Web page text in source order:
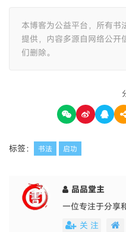
本博客为公益平台，所有书
提供，内容多源自网络公开
们删除。
标签： 书法 启功
品品堂主
一位专注于分享
关 注